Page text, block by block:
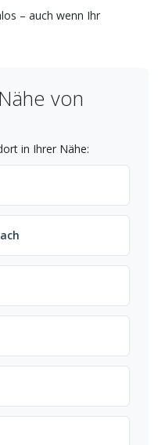
– auch wenn Ihr
von
in Ihrer Nähe: